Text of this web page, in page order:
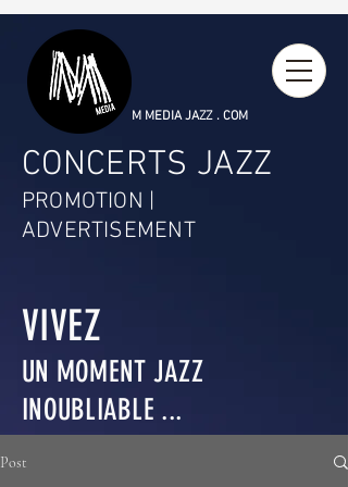
M MEDIA JAZZ . COM
CONCERTS JAZZ
PROMOTION |
ADVERTISEMENT
VIVEZ
UN MOMENT JAZZ
INOUBLIABLE ...
Post